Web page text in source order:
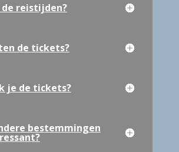
reistijden?
de tickets?
je de tickets?
bestemmingen